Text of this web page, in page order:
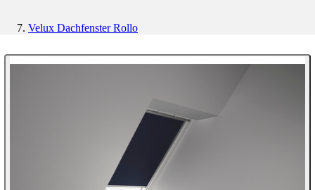
Velux Dachfenster Rollo